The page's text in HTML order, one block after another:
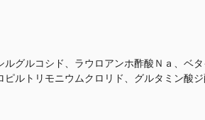
グルコシド、ラウロアンホ酢酸Ｎａ、ベ
ルトリモニウムクロリド、グルタミン酸